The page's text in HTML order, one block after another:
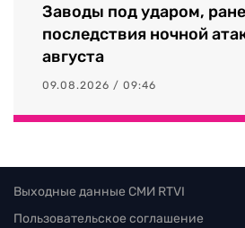
Заводы под ударом,
последствия ночной
августа
09.08.2026 / 09:46
Выходные данные СМИ RTVI
Пользовательское соглашение